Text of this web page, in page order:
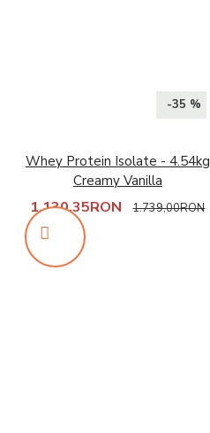
-35 %
Whey Protein Isolate - 4.54kg
Creamy Vanilla
1.130,35RON 1.739,00RON